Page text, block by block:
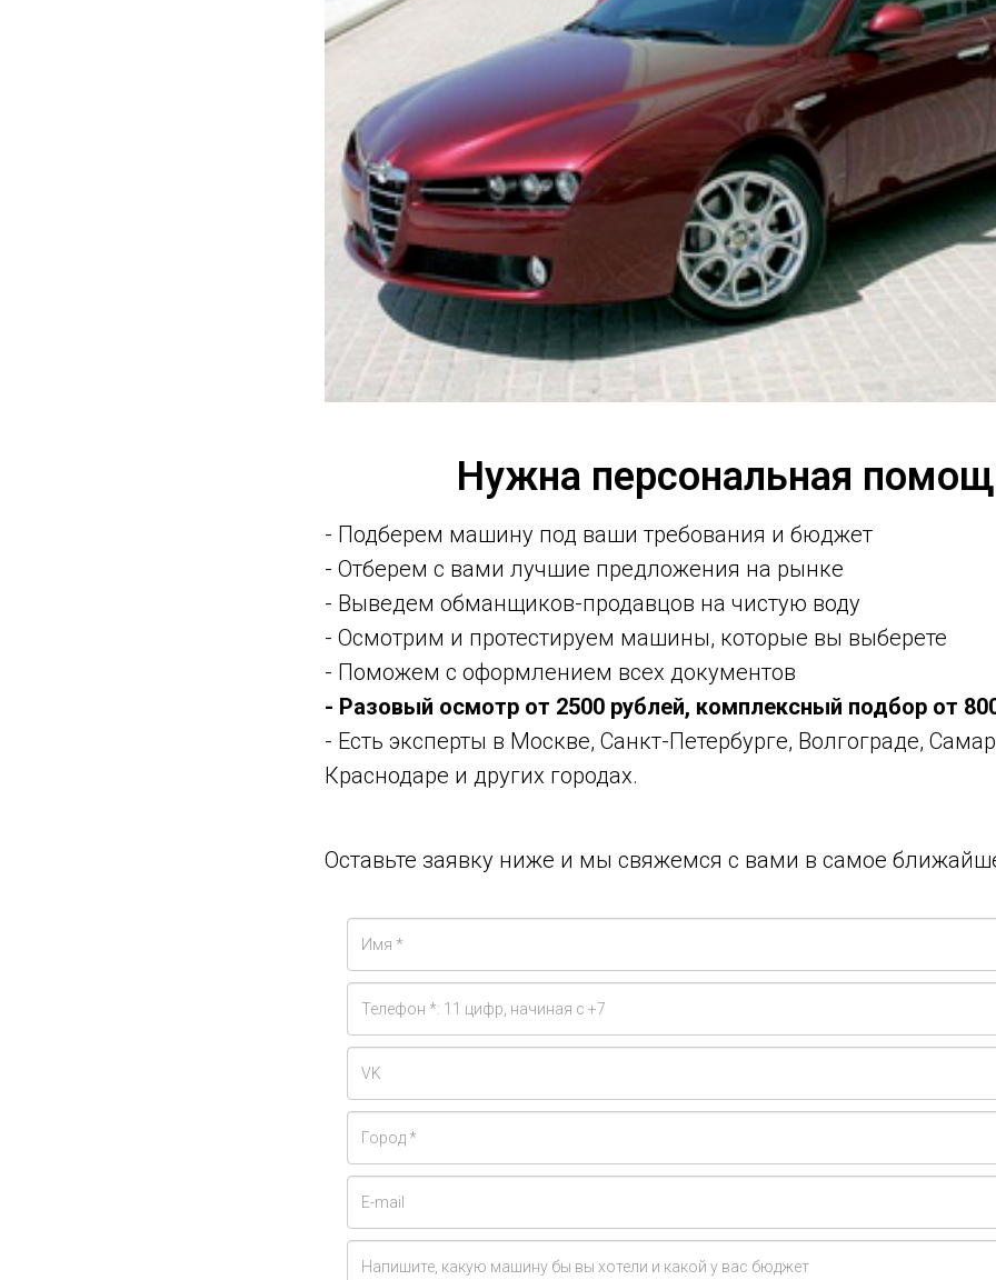
Нужна персональная
- Подберем машину под ваши требования и бюджет
- Отберем с вами лучшие предложения на рынке
- Выведем обманщиков-продавцов на чистую воду
- Осмотрим и протестируем машины, которые вы выберете
- Поможем с оформлением всех документов
- Разовый осмотр от 2500 рублей, комплексный подбор от
- Есть эксперты в Москве, Санкт-Петербурге, Волгограде,
Краснодаре и других городах.
Оставьте заявку ниже и мы свяжемся с вами в самое